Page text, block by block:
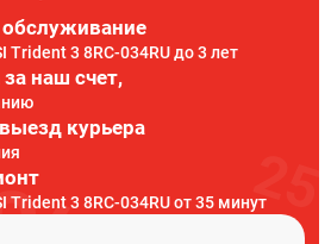
обслуживание
Trident 3 8RC-034RU до 3 лет
наш счет,
курьера
Trident 3 8RC-034RU от 35 минут